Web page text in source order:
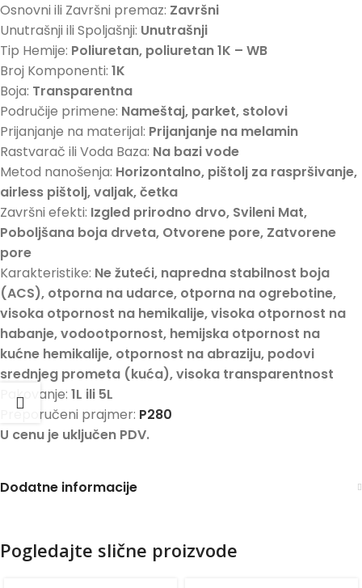
Osnovni ili Završni premaz: Završni
Unutrašnji ili Spoljašnji: Unutrašnji
Tip Hemije: Poliuretan, poliuretan 1K – WB
Broj Komponenti: 1K
Boja: Transparentna
Područije primene: Nameštaj, parket, stolovi
Prijanjanje na materijal: Prijanjanje na melamin
Rastvarač ili Voda Baza: Na bazi vode
Metod nanošenja: Horizontalno, pištolj za raspršivanje,
airless pištolj, valjak, četka
Završni efekti: Izgled prirodno drvo, Svileni Mat,
Poboljšana boja drveta, Otvorene pore, Zatvorene
pore
Karakteristike: Ne žuteći, napredna stabilnost boja
(ACS), otporna na udarce, otporna na ogrebotine,
visoka otpornost na hemikalije, visoka otpornost na
habanje, vodootpornost, hemijska otpornost na
kućne hemikalije, otpornost na abraziju, podovi
srednjeg prometa (kuća), visoka transparentnost
Pakovanje: 1L ili 5L
Preporučeni prajmer: P280
U cenu je uključen PDV.
Dodatne informacije
Pogledajte slične proizvode